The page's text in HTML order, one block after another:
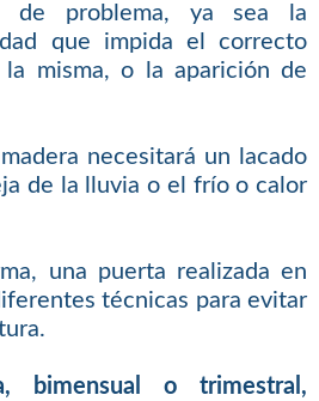
de problema, ya sea la
que impida el correcto
misma, o la aparición de
necesitará un lacado
de la lluvia o el frío o calor
una puerta realizada en
técnicas para evitar
bimensual o trimestral,